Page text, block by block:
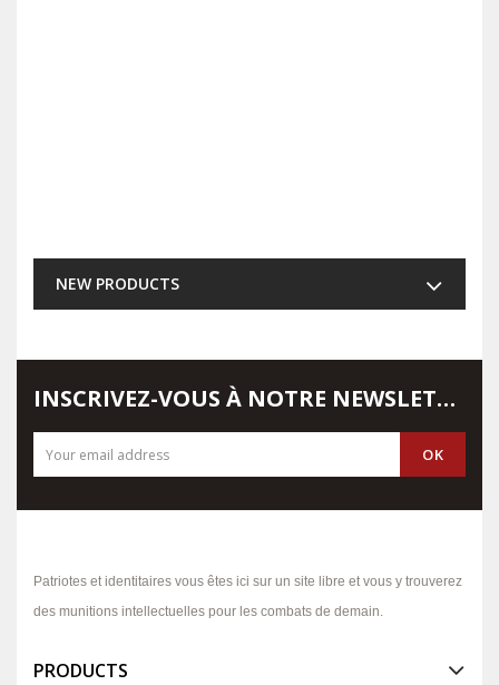
NEW PRODUCTS
INSCRIVEZ-VOUS À NOTRE NEWSLETTER
Patriotes et identitaires vous êtes ici sur un site libre et vous y trouverez
des munitions intellectuelles pour les combats de demain.
PRODUCTS